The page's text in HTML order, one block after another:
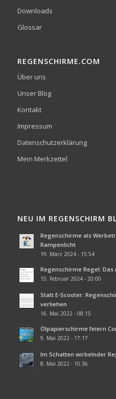
Downloads
Glossar
REGENSCHIRME.COM
Über uns
Unser Blog
Kontakt
Impressum
Datenschutzerklärung
Mein Merkzettel
NEU IM REGENSCHIRM
Regenschirme als
Rampenlicht
19. März 2024 - 15:54
Regenschirme Regel:
15. Februar 2024 - 20:00
Statt E-Scooter:
verliehen
16. Mai 2022 - 08:15
Ölpapierschirme feiern
9. Mai 2022 - 17:17
Im Schatten wirbelnder
8. Mai 2022 - 10:36